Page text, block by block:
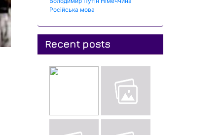
Російська мова
Recent posts